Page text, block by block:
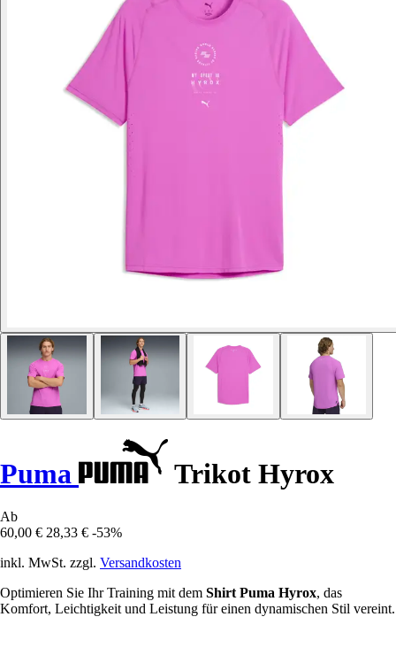
Puma Trikot Hyrox
Ab
60,00 € 28,33 € -53%
inkl. MwSt. zzgl. Versandkosten
Optimieren Sie Ihr Training mit dem Shirt Puma Hyrox, das
Komfort, Leichtigkeit und Leistung für einen dynamischen Stil vereint.